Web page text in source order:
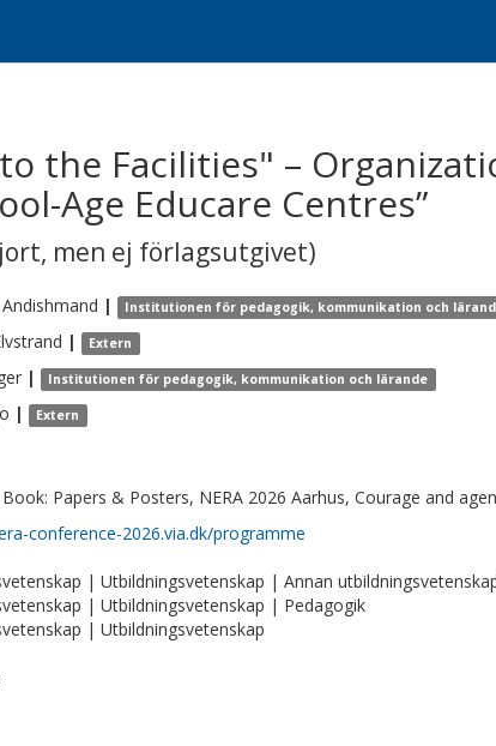
the Facilities" –
Age Educare Centres”
men ej förlagsutgivet)
Andishmand | Institutionen för pedagogik, kommunikation och
| Extern
| Institutionen för pedagogik, kommunikation och lärande
| Extern
Papers & Posters, NERA 2026 Aarhus, Courage and
conference-2026.via.dk/programme
| Utbildningsvetenskap | Annan
| Utbildningsvetenskap | Pedagogik
| Utbildningsvetenskap